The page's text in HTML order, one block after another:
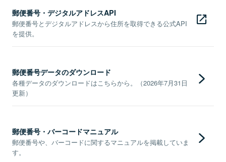
郵便番号・デジタルアドレスAPI
郵便番号とデジタルアドレスから住所を取得できる公式API
を提供。
郵便番号データのダウンロード
各種データのダウンロードはこちらから。（2026年7月31日
更新）
郵便番号・バーコードマニュアル
郵便番号や、バーコードに関するマニュアルを掲載していま
す。